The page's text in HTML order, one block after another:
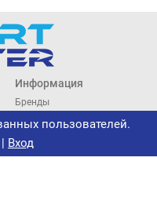
пользователей.
| Вход
Информация
Бренды
конфиденциальности